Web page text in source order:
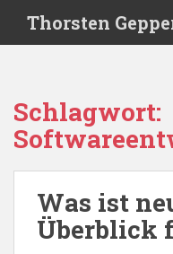
i
Thorsten
Schlagwort:
Was ist
Überblick